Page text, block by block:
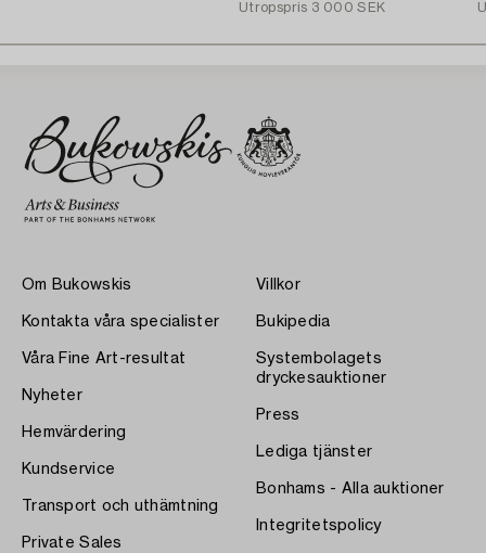
Utropspris 3 000 SEK
Om Bukowskis
Kontakta våra specialister
Våra Fine Art-resultat
Nyheter
Hemvärdering
Kundservice
Transport och uthämtning
Private Sales
Villkor
Bukipedia
Systembolagets
dryckesauktioner
Press
Lediga tjänster
Bonhams - Alla auktioner
Integritetspolicy